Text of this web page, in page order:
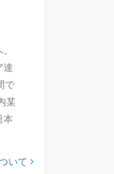
達
で
某
本
いて